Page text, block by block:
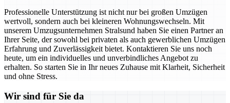
Professionelle Unterstützung ist nicht nur bei großen Umzügen
wertvoll, sondern auch bei kleineren Wohnungswechseln. Mit
unserem Umzugsunternehmen Stralsund haben Sie einen Partner an
Ihrer Seite, der sowohl bei privaten als auch gewerblichen Umzügen
Erfahrung und Zuverlässigkeit bietet. Kontaktieren Sie uns noch
heute, um ein individuelles und unverbindliches Angebot zu
erhalten. So starten Sie in Ihr neues Zuhause mit Klarheit, Sicherheit
und ohne Stress.
Wir sind für Sie da